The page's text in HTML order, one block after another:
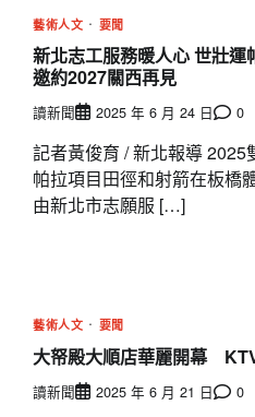
藝術人文 要聞
新北志工服務暖人心 世壯
邀約2027關西再見
讀新聞 2025 年 6 月 24 日 0
記者黃俊育 / 新北報導
帕拉項目田徑和射箭在板橋
由新北市志願服 […]
藝術人文 要聞
大帑殿大順店華麗開幕
讀新聞 2025 年 6 月 21 日 0